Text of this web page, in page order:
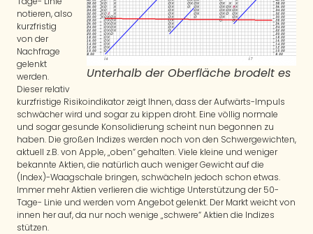
Unterhalb der Oberfläche brodelt es
notieren, also
kurzfristig
von der
Nachfrage
gelenkt
werden.
Dieser relativ
kurzfristige Risikoindikator zeigt Ihnen, dass der Aufwärts-Impuls
schwächer wird und sogar zu kippen droht. Eine völlig normale
und sogar gesunde Konsolidierung scheint nun begonnen zu
haben. Die großen Indizes werden noch von den Schwergewichten,
aktuell z.B. von Apple, „oben“ gehalten. Viele kleine und weniger
bekannte Aktien, die natürlich auch weniger Gewicht auf die
(Index)-Waagschale bringen, schwächeln jedoch schon etwas.
Immer mehr Aktien verlieren die wichtige Unterstützung der 50-
Tage- Linie und werden vom Angebot gelenkt. Der Markt weicht von
innen her auf, da nur noch wenige „schwere“ Aktien die Indizes
stützen.